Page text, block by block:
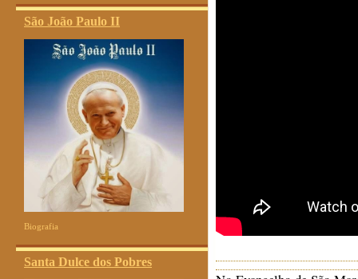
São João Paulo II
Biografia
Santa Dulce dos Pobres